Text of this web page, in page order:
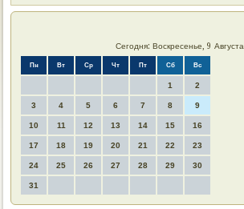
Сегодня: Воскресенье, 9 Августа
Пн Вт Ср Чт Пт Сб Вс
1 2
3 4 5 6 7 8 9
10 11 12 13 14 15 16
17 18 19 20 21 22 23
24 25 26 27 28 29 30
31